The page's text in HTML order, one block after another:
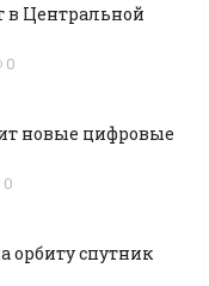
в Центральной
0
новые цифровые
0
орбиту спутник